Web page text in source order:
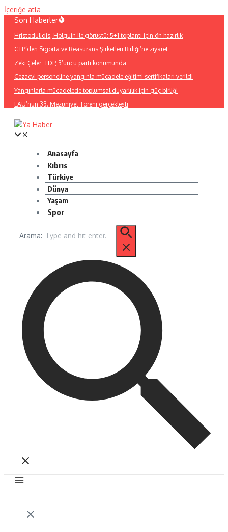
İçeriğe atla
Son Haberler
Hristodulidis, Holguin ile görüştü: 5+1 toplantı için ön hazırlık
CTP’den Sigorta ve Reasürans Şirketleri Birliği’ne ziyaret
Zeki Çeler: TDP, 3’üncü parti konumunda
Cezaevi personeline yangınla mücadele eğitimi sertifikaları verildi
Yangınlarla mücadelede toplumsal duyarlılık için güç birliği
LAÜ’nün 33. Mezuniyet Töreni gerçekleşti
Anasayfa
Kıbrıs
Türkiye
Dünya
Yaşam
Spor
Arama: